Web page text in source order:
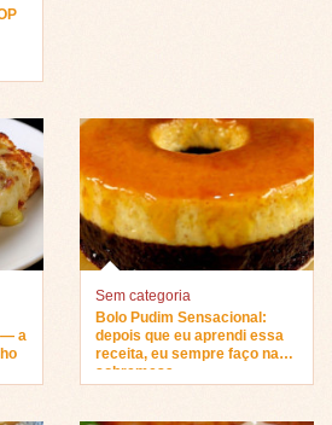
— a
Sem categoria
Bolo Pudim Sensacional:
depois que eu aprendi essa
receita, eu sempre faço na
sobremesa…